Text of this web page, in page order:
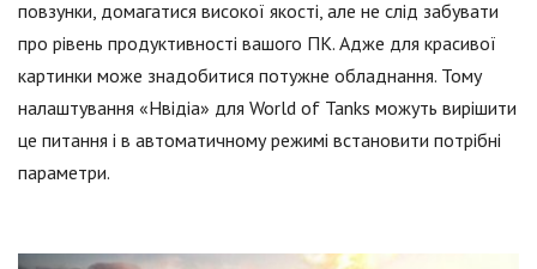
повзунки, домагатися високої якості, але не слід забувати
про рівень продуктивності вашого ПК. Адже для красивої
картинки може знадобитися потужне обладнання. Тому
налаштування «Нвідіа» для World of Tanks можуть вирішити
це питання і в автоматичному режимі встановити потрібні
параметри.